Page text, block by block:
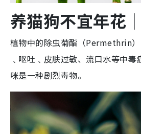
养猫狗不宜年花
植物中的除虫菊酯（Permethrin
﹑呕吐﹑皮肤过敏、流口水等中
咪是一种剧烈毒物。